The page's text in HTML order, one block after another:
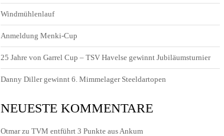
Windmühlenlauf
Anmeldung Menki-Cup
25 Jahre von Garrel Cup – TSV Havelse gewinnt Jubiläumsturnier
Danny Diller gewinnt 6. Mimmelager Steeldartopen
NEUESTE KOMMENTARE
OtmarzuTVM entführt 3 Punkte aus Ankum